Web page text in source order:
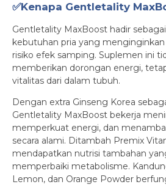
✅Kenapa Gentletality
Gentletality MaxBoost hadir
kebutuhan pria yang
risiko efek samping. Suplemen ini
memberikan dorongan energi,
vitalitas dari dalam tubuh.
Dengan extra Ginseng Korea
Gentletality MaxBoost bekerja
memperkuat energi, dan
secara alami. Ditambah Premix
mendapatkan nutrisi tambahan
memperbaiki metabolisme.
Lemon, dan Orange Powder